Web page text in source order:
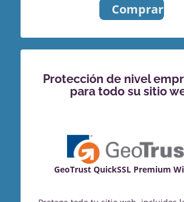
Comprar
Protección de nivel
para todo su sitio
GeoTrust QuickSSL Premium